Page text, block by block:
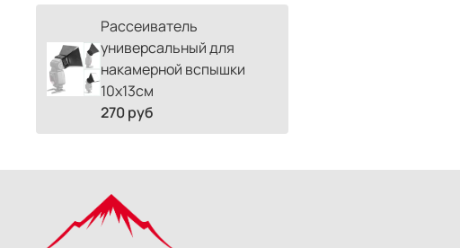
Рассеиватель
универсальный для
накамерной вспышки
10х13см
270 руб